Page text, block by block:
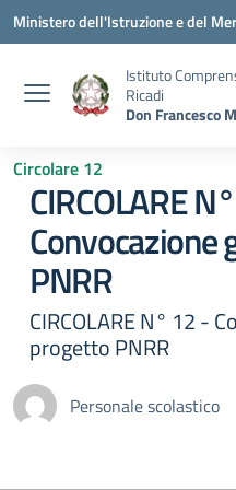
Vai ai contenuti
Vai al menu di navigazione
Vai al footer
Ministero dell'Istruzione e del
Istituto
Ricadi
Don Francesco
Circolare 12
CIRCOLARE
PNRR
CIRCOLARE N° 12 -
progetto PNRR
Personale scolastico